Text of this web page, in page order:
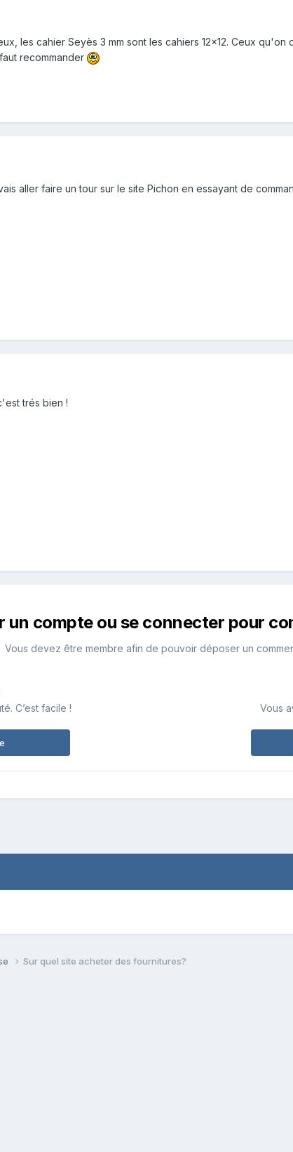
les cahier Seyès 3 mm sont les cahiers 12x12. Ceux
recommander
aller faire un tour sur le site Pichon en essayant de
trés bien !
un compte ou se connecter pour
Vous devez être membre afin de pouvoir déposer un
C’est facile ! Vous
Sur quel site acheter des fournitures?